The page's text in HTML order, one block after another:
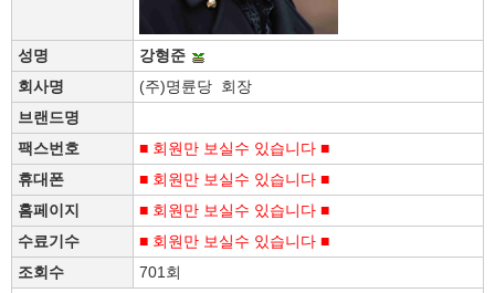
성명
강형준
회사명
(주)명륜당 회장
브랜드명
팩스번호
■ 회원만 보실수 있습니다 ■
휴대폰
■ 회원만 보실수 있습니다 ■
홈페이지
■ 회원만 보실수 있습니다 ■
수료기수
■ 회원만 보실수 있습니다 ■
조회수
701회